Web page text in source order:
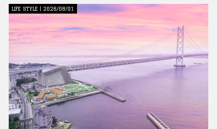
LIFE STYLE | 2026/08/01